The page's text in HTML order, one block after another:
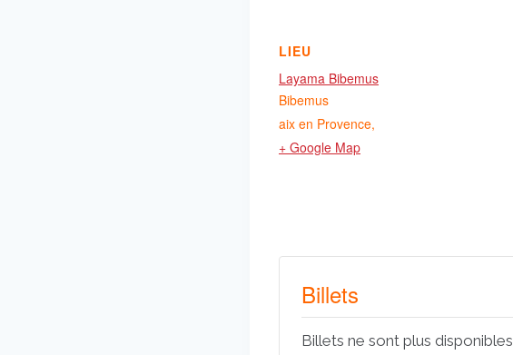
LIEU
Layama Bibemus
Bibemus
aix en Provence,
+ Google Map
Billets
Billets ne sont plus disponibles